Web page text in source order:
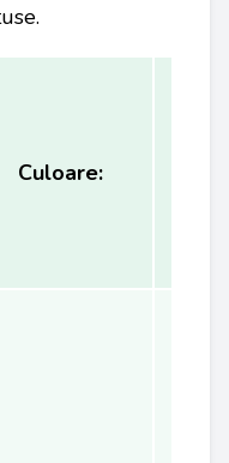
Culoare: